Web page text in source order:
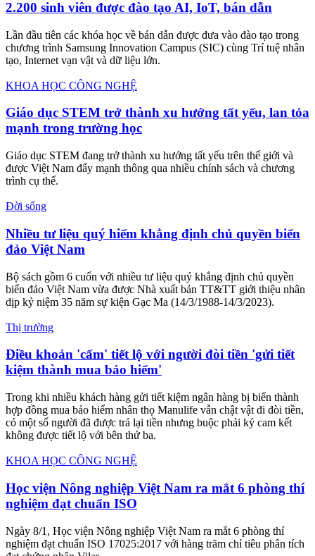
Tìm hướng phát triển du lịch y
tế
BAT Việt Nam tiếp sức phụ nữ
vùng biên giới phát triển sinh
kế
Tin cùng chuyên mục
KHOA HỌC CÔNG NGHỆ
2.200 sinh viên được đào tạo AI, IoT, bán dẫn
Lần đầu tiên các khóa học về bán dẫn được đưa vào đào tạo trong
tạo, Internet vạn vật và dữ liệu lớn.
KHOA HỌC CÔNG NGHỆ
mạnh trong trường học
Giáo dục STEM đang trở thành xu hướng tất yếu trên thế giới và
được Việt Nam đẩy mạnh thông qua nhiều chính sách và chương
Nhiều tư liệu quý hiếm khẳng định chủ quyền biển
Bộ sách gồm 6 cuốn với nhiều tư liệu quý khẳng định chủ quyền